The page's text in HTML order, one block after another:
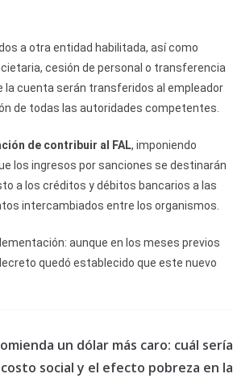
a otra entidad habilitada, así como
cesión de personal o transferencia
la cuenta serán transferidos al empleador
de todas las autoridades competentes.
de contribuir al FAL, imponiendo
los ingresos por sanciones se destinarán
a los créditos y débitos bancarios a las
intercambiados entre los organismos.
aunque en los meses previos
quedó establecido que este nuevo
un dólar más caro: cuál sería
social y el efecto pobreza en la